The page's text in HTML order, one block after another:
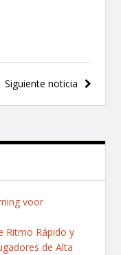
Siguiente noticia
voor
Ritmo Rápido y
de Alta